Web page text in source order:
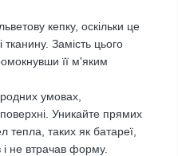
кепку, оскільки це
Замість цього
її м'яким
умовах,
Уникайте прямих
тепла, таких як батареї,
не втрачав форму.